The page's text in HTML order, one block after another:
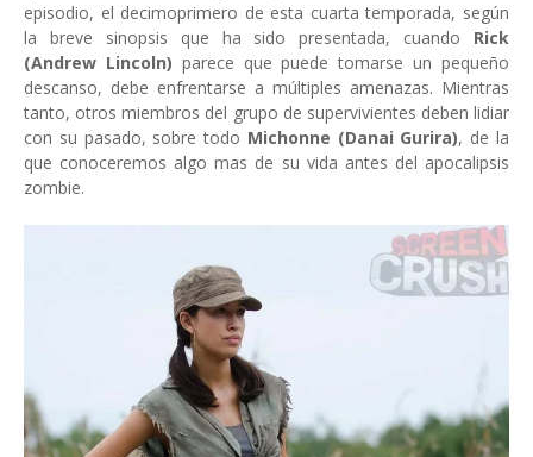
episodio, el decimoprimero de esta cuarta temporada, según
la breve sinopsis que ha sido presentada, cuando Rick
(Andrew Lincoln) parece que puede tomarse un pequeño
descanso, debe enfrentarse a múltiples amenazas. Mientras
tanto, otros miembros del grupo de supervivientes deben lidiar
con su pasado, sobre todo Michonne (Danai Gurira), de la
que conoceremos algo mas de su vida antes del apocalipsis
zombie.